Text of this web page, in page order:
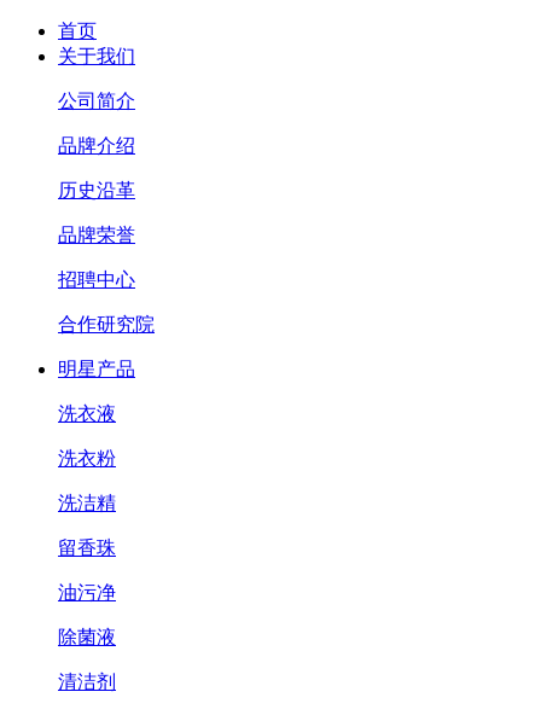
首页
关于我们
公司简介
品牌介绍
历史沿革
品牌荣誉
招聘中心
合作研究院
明星产品
洗衣液
洗衣粉
洗洁精
留香珠
油污净
除菌液
清洁剂